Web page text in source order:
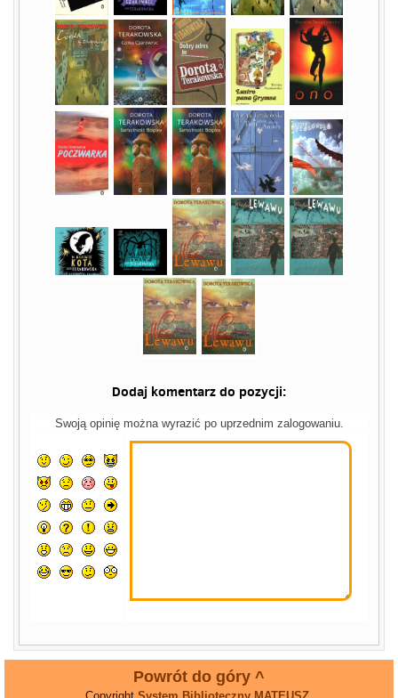
Dodaj komentarz do pozycji:
Swoją opinię można wyrazić po uprzednim zalogowaniu.
Powrót do góry ^